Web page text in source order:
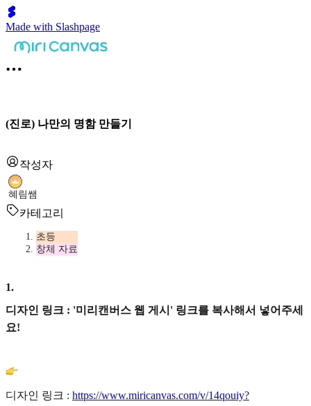
Made with Slashpage
(진로) 나만의 명함 만들기
작성자
혜림쌤
카테고리
초등
창체 자료
1.
디자인 링크 : '미리캔버스 웹 게시' 링크를 복사해서 넣어주세
요!
디자인 링크 : https://www.miricanvas.com/v/14qouiy?